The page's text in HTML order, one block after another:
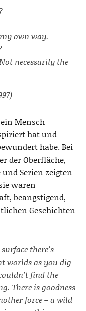
own way.
necessarily the
Mensch
hat und
habe. Bei
der Oberfläche,
Serien zeigten
waren
beängstigend,
Geschichten
there’s
worlds as you dig
find the
There is goodness
force – a wild